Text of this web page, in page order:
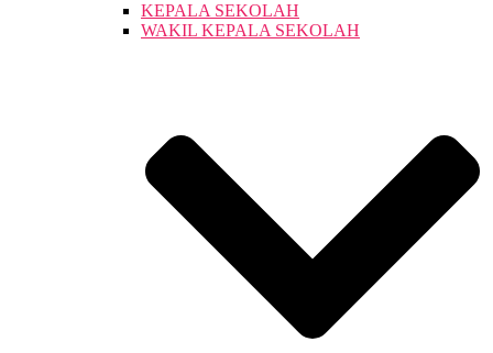
KEPALA SEKOLAH
WAKIL KEPALA SEKOLAH